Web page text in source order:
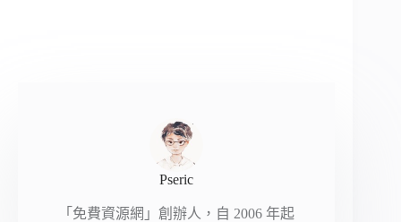
Pseric
「免費資源網」創辦人，自 2006 年起